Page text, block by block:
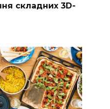
складних 3D-